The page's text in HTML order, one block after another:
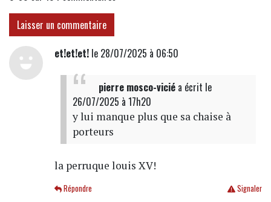
Laisser un commentaire
et!et!et!le 28/07/2025 à 06:50
pierre mosco-viciéa écrit le
26/07/2025 à 17h20
y lui manque plus que sa chaise à
porteurs
la perruque louis XV!
Signaler
Répondre